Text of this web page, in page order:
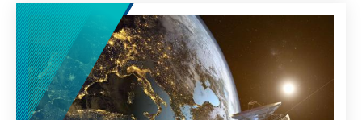
Erfahrungen in der Praxis zeigen: es gibt an
unterschiedlichen Stellen Handlungsbedarf,
um notwendige Voraussetzungen zu schaffen,
Prozesse anzupassen, Verantwortungen und
Standards zu definieren.